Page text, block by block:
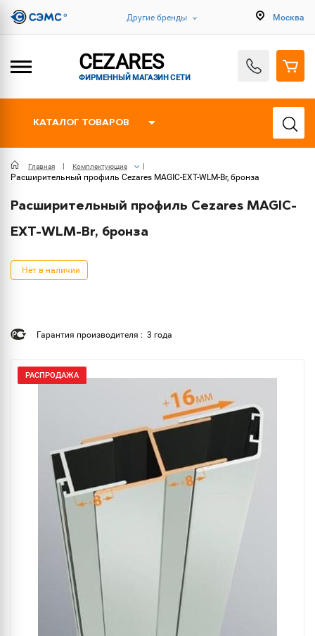
Другие бренды Москва
CEZARES
ФИРМЕННЫЙ МАГАЗИН СЕТИ
КАТАЛОГ ТОВАРОВ
Главная Комплектующие
Расширительный профиль Cezares MAGIC-EXT-WLM-Br, бронза
Расширительный профиль Cezares MAGIC-
EXT-WLM-Br, бронза
Нет в наличии
Гарантия производителя : 3 года
РАСПРОДАЖА